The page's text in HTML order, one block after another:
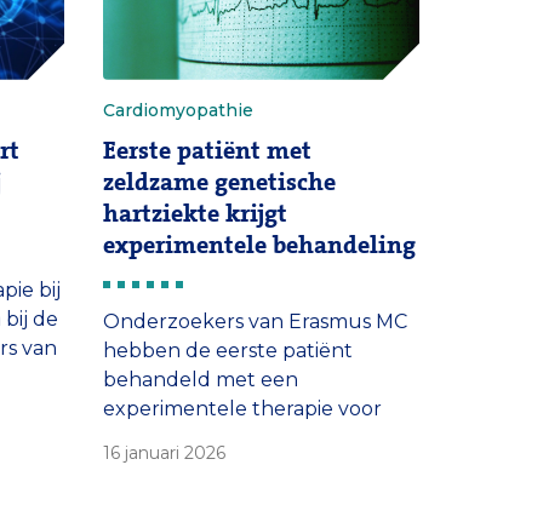
bij
de
van
DNA
Cardiomyopathie
Eerste patiënt met
zeldzame genetische
hartziekte krijgt
experimentele behandeling
Onderzoekers van Erasmus MC
hebben de eerste patiënt
behandeld met een
experimentele therapie voor
zeldzame genetische
16 januari 2026